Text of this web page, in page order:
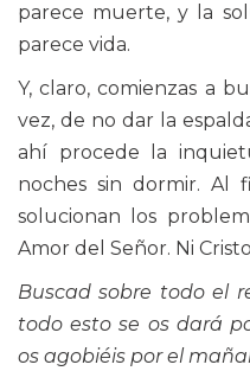
parece muerte, y la
parece vida.
Y, claro, comienzas a
vez, de no dar la
ahí procede la
noches sin dormir. Al
solucionan los
Amor del Señor. Ni
Buscad sobre todo el
todo esto se os dará
os agobiéis por el